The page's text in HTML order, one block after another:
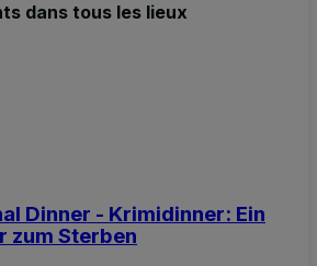
dans tous les lieux
Dinner - Krimidinner: Ein
zum Sterben